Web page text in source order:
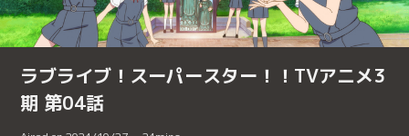
ラブライブ！スーパースター！！TVアニメ3
期 第04話